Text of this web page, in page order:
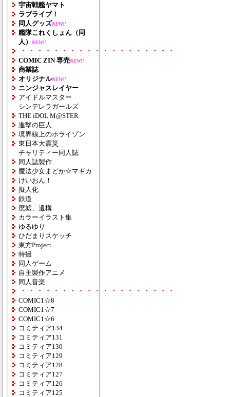
宇宙戦艦ヤマト
ラブライブ！
同人グッズNEW!!
艦隊これくしょん（同
人）
NEW!!
・・・・・・・・・・・・・・・・・・・
COMIC ZIN 専売NEW!!
商業誌
オリジナルNEW!!
ニンジャスレイヤー
アイドルマスター
シンデレラガールズ
THE iDOL M@STER
進撃の巨人
境界線上のホライゾン
東日本大震災
チャリティー同人誌
同人誌製作
魔法少女まどか☆マギカ
けいおん！
擬人化
鉄道
廃墟、遺構
カラーイラスト集
ゆるゆり
ひだまりスケッチ
東方Project
特撮
同人ゲーム
自主製作アニメ
同人音楽
・・・・・・・・・・・・・・・・・・・
COMIC1☆8
COMIC1☆7
COMIC1☆6
コミティア134
コミティア131
コミティア130
コミティア129
コミティア128
コミティア127
コミティア126
コミティア125